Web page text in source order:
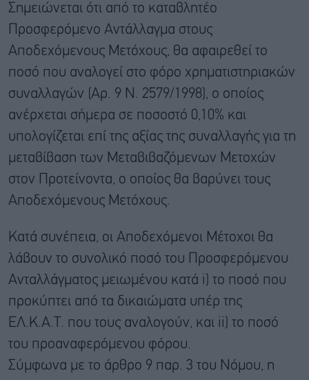
Σημειώνεται ότι από το καταβλητέο
Προσφερόμενο Αντάλλαγμα στους
Αποδεχόμενους Μετόχους, θα αφαιρεθεί το
ποσό που αναλογεί στο φόρο χρηματιστηριακών
συναλλαγών (Αρ. 9 Ν. 2579/1998), ο οποίος
ανέρχεται σήμερα σε ποσοστό 0,10% και
υπολογίζεται επί της αξίας της συναλλαγής για τη
μεταβίβαση των Μεταβιβαζόμενων Μετοχών
στον Προτείνοντα, ο οποίος θα βαρύνει τους
Αποδεχόμενους Μετόχους.
Κατά συνέπεια, οι Αποδεχόμενοι Μέτοχοι θα
λάβουν το συνολικό ποσό του Προσφερόμενου
Ανταλλάγματος μειωμένου κατά i) το ποσό που
προκύπτει από τα δικαιώματα υπέρ της
ΕΛ.Κ.Α.Τ. που τους αναλογούν, και ii) το ποσό
του προαναφερόμενου φόρου.
Σύμφωνα με το άρθρο 9 παρ. 3 του Νόμου, η